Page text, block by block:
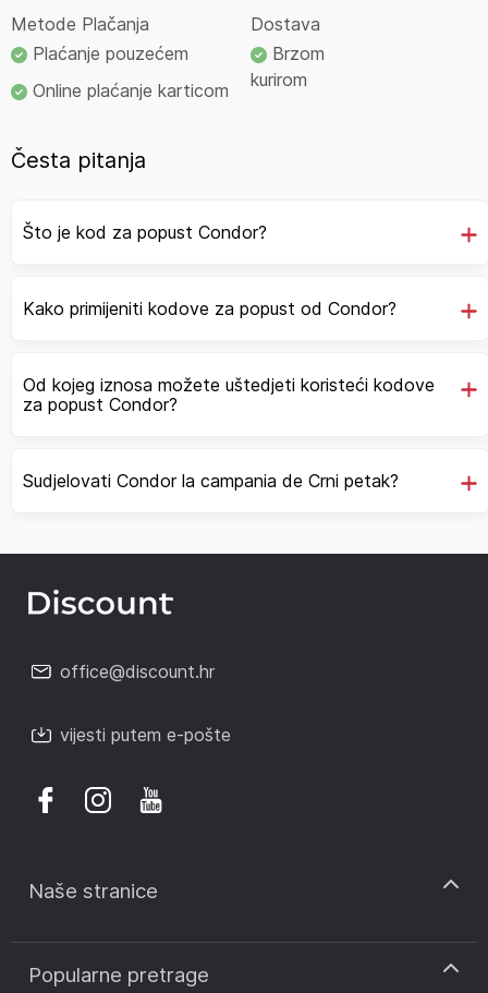
Metode Plačanja
Plaćanje pouzećem
Online plaćanje karticom
Dostava
Brzom
kurirom
Česta pitanja
Što je kod za popust Condor?
Kako primijeniti kodove za popust od Condor?
Od kojeg iznosa možete uštedjeti koristeći kodove
za popust Condor?
Sudjelovati Condor la campania de Crni petak?
office@discount.hr
vijesti putem e-pošte
Naše stranice
discount.sk
discount.ro
Popularne pretrage